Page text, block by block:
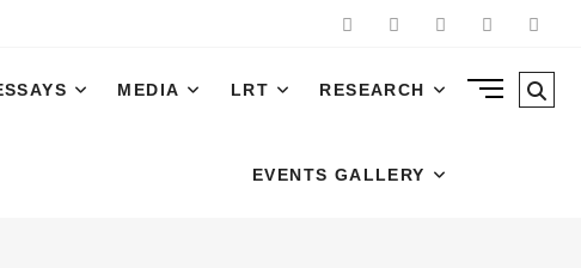
FacebookTwitterInstagramPinterest
MEDIA LRT RESEARCH
EVENTS GALLERY
Side
Menu